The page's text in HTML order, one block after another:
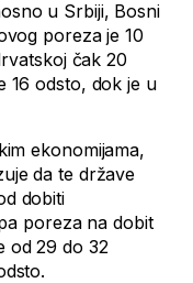
u Srbiji, Bosni
poreza je 10
čak 20
16 odsto, dok je u
ekonomijama,
da te države
dobiti
poreza na dobit
od 29 do 32